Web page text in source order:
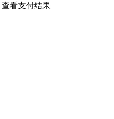
查看支付结果